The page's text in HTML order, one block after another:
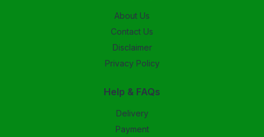
About Us
Contact Us
Disclaimer
Privacy Policy
Help & FAQs
Delivery
Payment